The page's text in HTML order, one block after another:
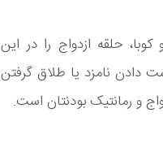
حلقه ازدواج را در این
دادن نامزد یا طلاق گرفتن
و رمانتیک بودنتان است.